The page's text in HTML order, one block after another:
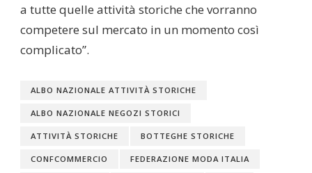
a tutte quelle attività storiche che vorranno
competere sul mercato in un momento così
complicato”.
ALBO NAZIONALE ATTIVITÀ STORICHE
ALBO NAZIONALE NEGOZI STORICI
ATTIVITÀ STORICHE BOTTEGHE STORICHE
CONFCOMMERCIO FEDERAZIONE MODA ITALIA